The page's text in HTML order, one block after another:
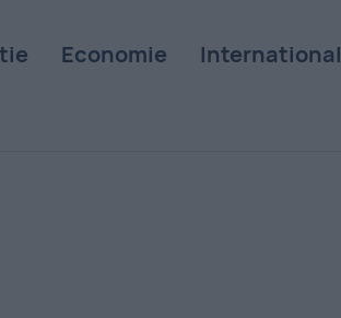
Economie International